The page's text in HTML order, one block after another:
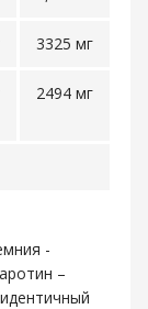
3325 мг
2494 мг
-
–